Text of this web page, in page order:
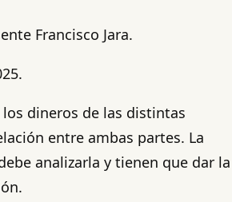
Francisco Jara.
dineros de las distintas
entre ambas partes. La
analizarla y tienen que dar la